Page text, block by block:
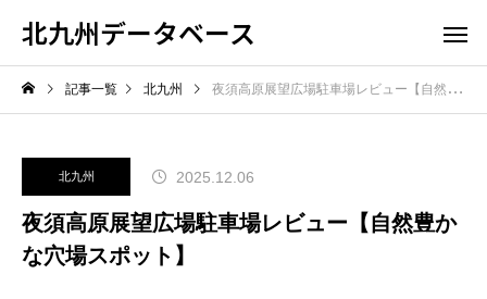
北九州データベース
記事一覧 北九州 夜須高原展望広場駐車場レビュー【自然豊かな穴場スポット】
北九州 2025.12.06
夜須高原展望広場駐車場レビュー【自然豊か
な穴場スポット】